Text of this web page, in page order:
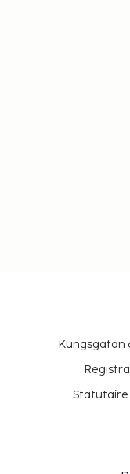
Kungsgatan
Statutaire